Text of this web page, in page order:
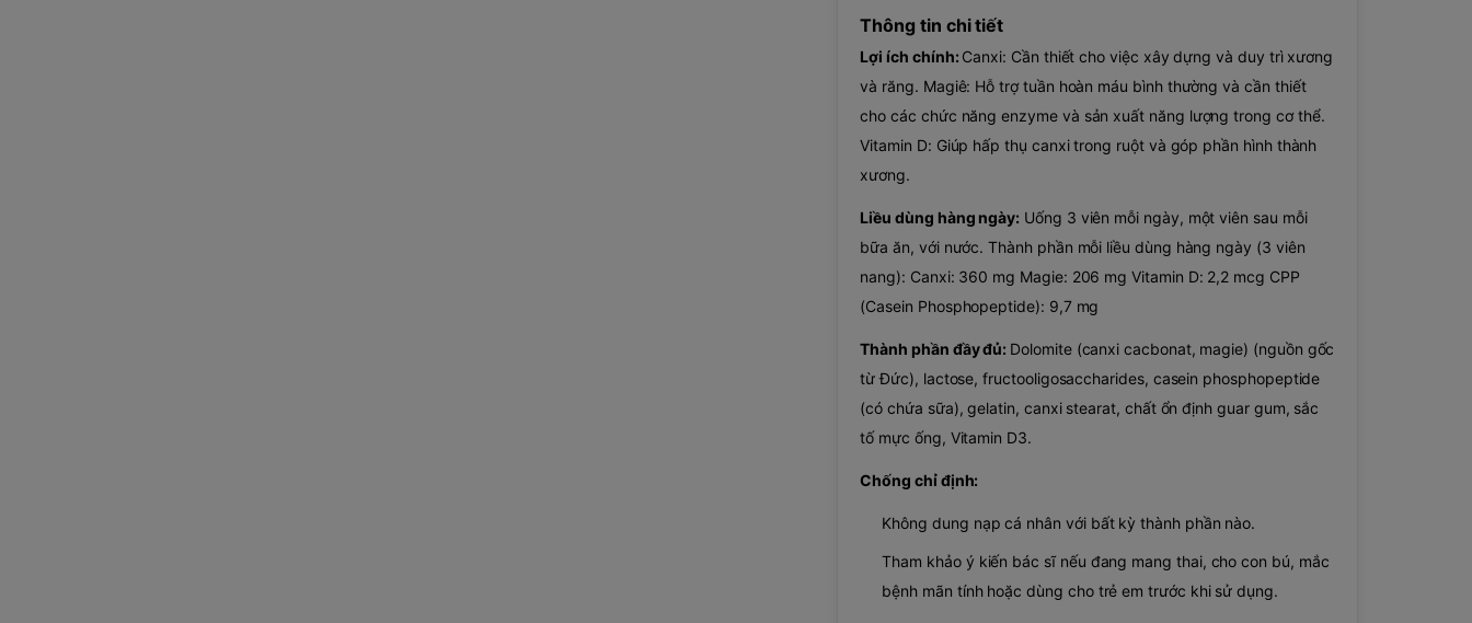
Thông tin chi tiết
Lợi ích chính: Canxi: Cần thiết cho việc xây dựng và duy trì xương
và răng. Magiê: Hỗ trợ tuần hoàn máu bình thường và cần thiết
cho các chức năng enzyme và sản xuất năng lượng trong cơ thể.
Vitamin D: Giúp hấp thụ canxi trong ruột và góp phần hình thành
xương.
Liều dùng hàng ngày: Uống 3 viên mỗi ngày, một viên sau mỗi
bữa ăn, với nước. Thành phần mỗi liều dùng hàng ngày (3 viên
nang): Canxi: 360 mg Magie: 206 mg Vitamin D: 2,2 mcg CPP
(Casein Phosphopeptide): 9,7 mg
Thành phần đầy đủ: Dolomite (canxi cacbonat, magie) (nguồn gốc
từ Đức), lactose, fructooligosaccharides, casein phosphopeptide
(có chứa sữa), gelatin, canxi stearat, chất ổn định guar gum, sắc
tố mực ống, Vitamin D3.
Chống chỉ định:
Không dung nạp cá nhân với bất kỳ thành phần nào.
Tham khảo ý kiến ​​bác sĩ nếu đang mang thai, cho con bú, mắc
bệnh mãn tính hoặc dùng cho trẻ em trước khi sử dụng.